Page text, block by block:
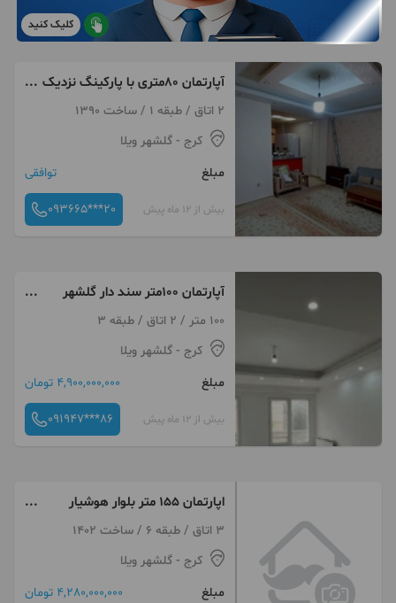
کلیک کنید
آپارتمان ۸۰متری با پارکینگ نزدیک
مترو
2 اتاق / طبقه 1 / ساخت 1390
کرج - گلشهر ویلا
مبلغ
توافقی
بیش از 12 ماه پیش 093665***20
آپارتمان 100متر سند دار گلشهر
بلوارمحمدی
100 متر / 2 اتاق / طبقه 3
کرج - گلشهر ویلا
مبلغ
4,900,000,000 تومان
بیش از 12 ماه پیش 091947***86
اپارتمان ۱۵۵ متر بلوار هوشیار
پارکینگ اختصاصی
3 اتاق / طبقه 6 / ساخت 1402
کرج - گلشهر ویلا
مبلغ
4,280,000,000 تومان